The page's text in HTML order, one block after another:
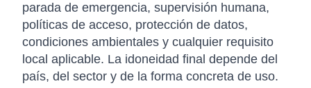
parada de emergencia, supervisión humana,
políticas de acceso, protección de datos,
condiciones ambientales y cualquier requisito
local aplicable. La idoneidad final depende del
país, del sector y de la forma concreta de uso.